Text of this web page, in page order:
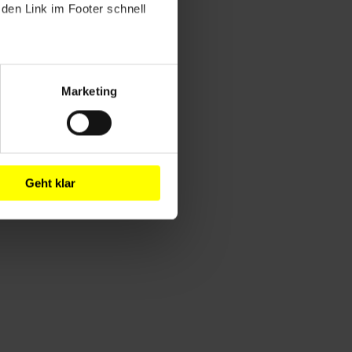
Link im Footer schnell
Marketing
Geht klar